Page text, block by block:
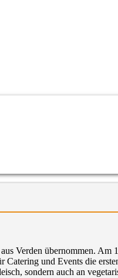
Verden übernommen. Am
und Events die
sondern auch an